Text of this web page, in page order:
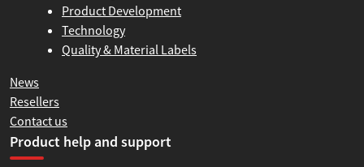
Product Development
Technology
Quality & Material Labels
News
Resellers
Contact us
Product help and support